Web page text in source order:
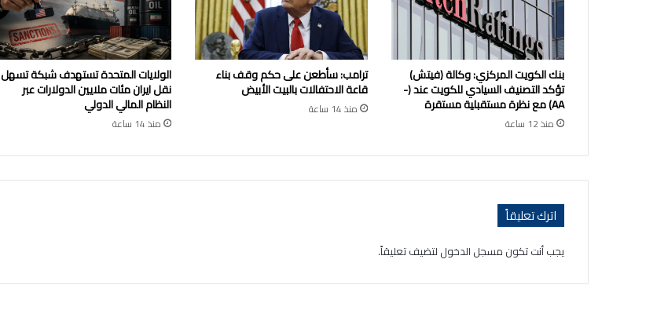
بنك الكويت المركزي: وكالة (فيتش)
تؤكد التصنيف السيادي للكويت عند (-
AA) مع نظرة مستقبلية مستقرة
منذ 12 ساعة
ترامب: سأطعن على حكم وقف بناء
قاعة الاحتفالات بالبيت الأبيض
منذ 14 ساعة
الولايات المتحدة تستهدف شبكة تسهل
نقل ايران مئات ملايين الدولارات عبر
النظام المالي الدولي
منذ 14 ساعة
اترك تعليقاً
يجب أنت تكون مسجل الدخول لتضيف تعليقاً.